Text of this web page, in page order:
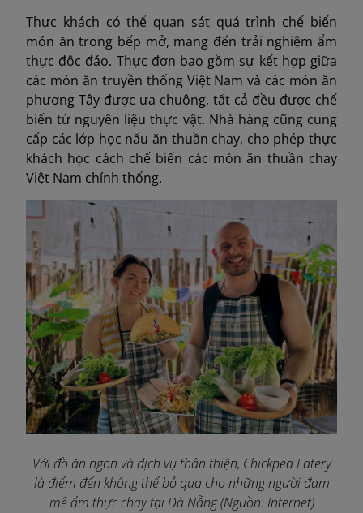
Thực khách có thể quan sát quá trình chế biến
món ăn trong bếp mở, mang đến trải nghiệm ẩm
thực độc đáo. Thực đơn bao gồm sự kết hợp giữa
các món ăn truyền thống Việt Nam và các món ăn
phương Tây được ưa chuộng, tất cả đều được chế
biến từ nguyên liệu thực vật. Nhà hàng cũng cung
cấp các lớp học nấu ăn thuần chay, cho phép thực
khách học cách chế biến các món ăn thuần chay
Việt Nam chính thống.
Với đồ ăn ngon và dịch vụ thân thiện, Chickpea Eatery
là điểm đến không thể bỏ qua cho những người đam
mê ẩm thực chay tại Đà Nẵng (Nguồn: Internet)